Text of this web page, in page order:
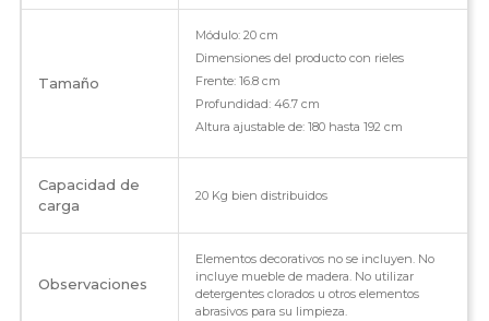
Tamaño
Módulo: 20 cm
Dimensiones del producto con rieles
Frente: 16.8 cm
Profundidad: 46.7 cm
Altura ajustable de: 180 hasta 192 cm
Capacidad de
carga
20 Kg bien distribuidos
Observaciones
Elementos decorativos no se incluyen. No
incluye mueble de madera. No utilizar
detergentes clorados u otros elementos
abrasivos para su limpieza.